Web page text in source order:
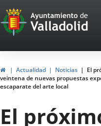
Portal
Web
del
de
Valladolid
InicioActualidad Noticias
El
veintena de nuevas propuestas
escaparate del arte local
El